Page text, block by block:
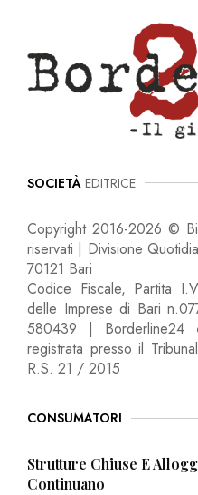
SOCIETÀ EDITRICE
Copyright 2016-2026 ©
riservati | Divisione
70121 Bari
Codice Fiscale, Partita
delle Imprese di Bari
580439 | Borderline24
registrata presso il
R.S. 21 / 2015
CONSUMATORI
Strutture Chiuse E
Continuano